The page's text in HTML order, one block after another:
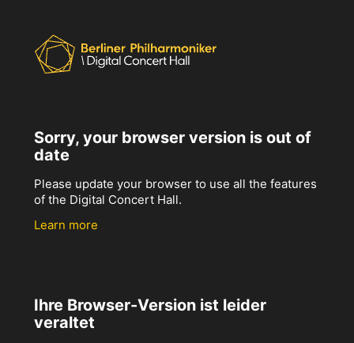
Sorry, your browser version is out of
date
Please update your browser to use all the features
of the Digital Concert Hall.
Learn more
Ihre Browser-Version ist leider
veraltet